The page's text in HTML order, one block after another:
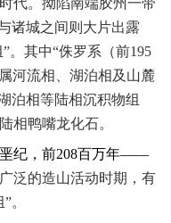
代。拗陷南端胶州一带
诸城之间则大片出露
。其中“侏罗系（前195
河流相、湖泊相及山麓
泊相等陆相沉积物组
相鸭嘴龙化石。
纪，前208百万年——
泛的造山活动时期，有
。